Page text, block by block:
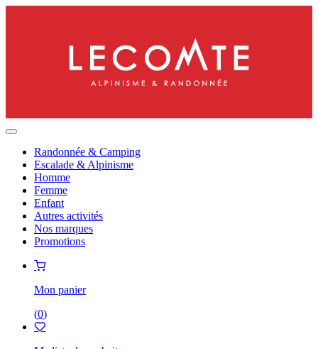
Randonnée & Camping
Escalade & Alpinisme
Homme
Femme
Enfant
Autres activités
Nos marques
Promotions
Mon panier
(0)